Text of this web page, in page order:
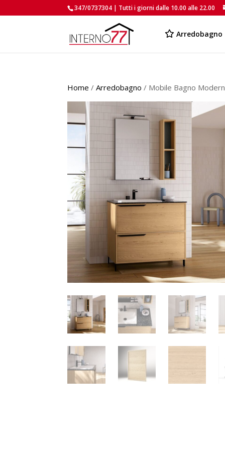
347/0737304 | Tutti i giorni dalle 10.00 alle 22.00
Arredobagno
Home /Arredobagno / Mobile Bagno